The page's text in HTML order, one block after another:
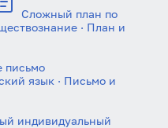
своих персональных
определённых в
персональных
Сложный план по
· План и
письмо
язык · Письмо и
индивидуальный